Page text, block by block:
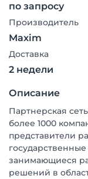
по запросу
Производитель
Maxim
Доставка
2 недели
Описание
Партнерская
более 1000
представители
занимающиеся
решений в